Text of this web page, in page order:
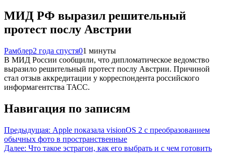
МИД РФ выразил решительный
протест послу Австрии
Рамблер2 года спустя01 минуты
В МИД России сообщили, что дипломатическое ведомство
выразило решительный протест послу Австрии. Причиной
стал отзыв аккредитации у корреспондента российского
информагентства ТАСС.
Навигация по записям
Предыдущая: Apple показала visionOS 2 с преобразованием
обычных фото в пространственные
Далее: Что такое эстрагон, как его выбрать и с чем готовить